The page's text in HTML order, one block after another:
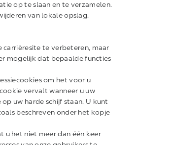
op te slaan en te verzamelen.
van lokale opslag.
te verbeteren, maar
mogelijk dat bepaalde functies
om het voor u
vervalt wanneer u uw
uw harde schijf staan. U kunt
beschreven onder het kopje
u het niet meer dan één keer